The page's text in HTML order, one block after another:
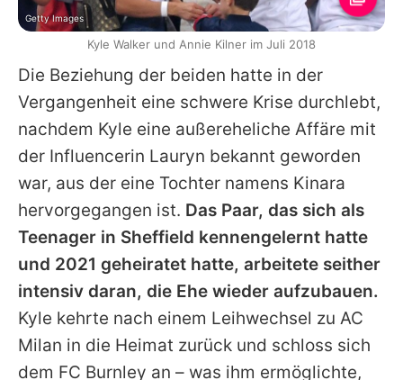
Die Beziehung der beiden hatte in der
Vergangenheit eine schwere Krise durchlebt,
nachdem Kyle eine außereheliche Affäre mit
der Influencerin Lauryn bekannt geworden
war, aus der eine Tochter namens Kinara
hervorgegangen ist. Das Paar, das sich als
Teenager in Sheffield kennengelernt hatte
und 2021 geheiratet hatte, arbeitete seither
intensiv daran, die Ehe wieder aufzubauen.
Kyle kehrte nach einem Leihwechsel zu AC
Milan in die Heimat zurück und schloss sich
dem FC Burnley an – was ihm ermöglichte,
Getty Images
Kyle Walker und Annie Kilner im Juli 2018